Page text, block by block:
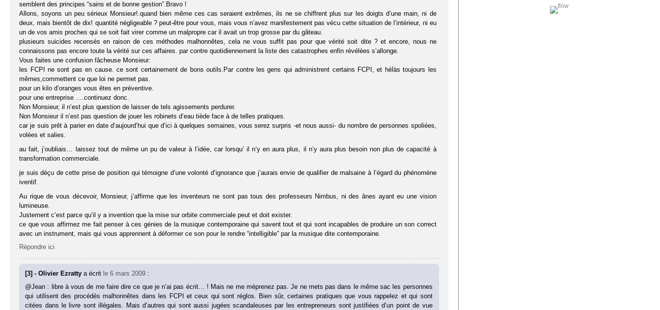
semblent des principes “sains et de bonne gestion”.Bravo !
Allons, soyons un peu sérieux Monsieur!.quand bien même ces cas seraient extrêmes, ils ne se chiffrent plus sur les doigts d’une main, ni de
deux, mais bientôt de dix! quantité négligeable ? peut-être pour vous, mais vous n’avez manifestement pas vécu cette situation de l’intérieur, ni eu
un de vos amis proches qui se soit fait virer comme un malpropre car il avait un trop grosse par du gâteau.
plusieurs suicides recensés en raison de ces méthodes malhonnêtes, cela ne vous suffit pas pour que vérité soit dite ? et encore, nous ne
connaissons pas encore toute la vérité sur ces affaires. par contre quotidiennement la liste des catastrophes enfin révélées s’allonge.
Vous faites une confusion fâcheuse Monsieur:
les FCPI ne sont pas en cause. ce sont certainement de bons outils.Par contre les gens qui administrent certains FCPI, et hélàs toujours les
mêmes,commettent ce que loi ne permet pas.
pour un kilo d’oranges vous êtes en préventive.
pour une entreprise ….continuez donc.
Non Monsieur, il n’est plus question de laisser de tels agissements perdurer.
Non Monsieur il n’est pas question de jouer les robinets d’eau tiède face à de telles pratiques.
car je suis prêt à parier en date d’aujourd’hui que d’ici à quelques semaines, vous serez surpris -et nous aussi- du nombre de personnes spoliées,
volées et salies.
au fait, j’oubliais… laissez tout de même un pu de valeur à l’idée, car lorsqu’ il n’y en aura plus, il n’y aura plus besoin non plus de capacité à
transformation commerciale.
je suis déçu de cette prise de position qui témoigne d’une volonté d’ignorance que j’aurais envie de qualifier de malsaine à l’égard du phénomène
iventif.
Au rique de vous décevoir, Monsieur, j’affirme que les inventeurs ne sont pas tous des professeurs Nimbus, ni des ânes ayant eu une vision
lumineuse.
Justement c’est parce qu’il y a invention que la mise sur orbite commerciale peut et doit exister.
ce que vous affirmez me fait penser à ces génies de la musique contemporaine qui savent tout et qui sont incapables de produire un son correct
avec un instrument, mais qui vous apprennent à déformer ce son pour le rendre “intelligible” par la musique dite contemporaine.
Répondre ici
[3] - Olivier Ezrattya écrit le 6 mars 2009 :
@Jean : libre à vous de me faire dire ce que je n’ai pas écrit… ! Mais ne me méprenez pas. Je ne mets pas dans le même sac les personnes
qui utilisent des procédés malhonnêtes dans les FCPI et ceux qui sont réglos. Bien sûr, certaines pratiques que vous rappelez et qui sont
citées dans le livre sont illégales. Mais d’autres qui sont aussi jugées scandaleuses par les entrepreneurs sont justifiées d’un point de vue